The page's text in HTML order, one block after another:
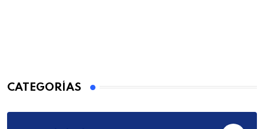
CATEGORÍAS